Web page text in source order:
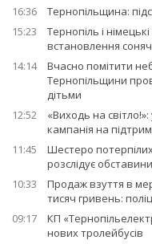
16:36
Тернопільщина:
15:23
Тернопіль і
встановлення
14:14
Вчасно помітити
Тернопільщини
дітьми
12:52
«Виходь на
кампанія на
11:45
Шестеро потерпілих
розслідує
10:33
Продаж взуття в
тисяч гривень:
09:17
КП
нових тролейбусів